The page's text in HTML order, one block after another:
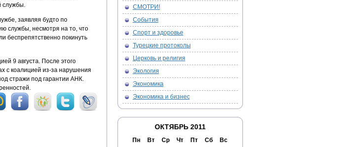
заявляя будто по
службы, несмотря на то, что
беспрепятственно покинуть
9 августа. После этого
с коалицией из-за нарушения
стражи под гарантии АНК.
СМОТРИ!
События
Спорт и здоровье
Турецкие протоколы
Церковь и религия
Экология
Экономика
Экономика и бизнес
ОКТЯБРЬ 2011
Пн Вт Ср Чт Пт Сб Вс